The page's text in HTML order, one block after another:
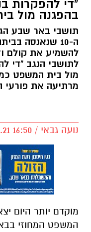
"די להפקרות
בהפגנה מול
תושבי באר שבע
ה-10 שנאנסה
להשמיע את קולם
לתושבי הנגב "די
מול בית המשפט
מרתיעה את פורעי
נועה גבאי / 16:50 21.02.21
מוקדם יותר היום
המשפט המחוזי